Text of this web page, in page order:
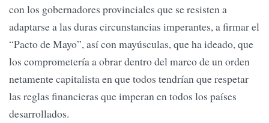
con los gobernadores provinciales que se resisten a
adaptarse a las duras circunstancias imperantes, a firmar el
“Pacto de Mayo”, así con mayúsculas, que ha ideado, que
los comprometería a obrar dentro del marco de un orden
netamente capitalista en que todos tendrían que respetar
las reglas financieras que imperan en todos los países
desarrollados.